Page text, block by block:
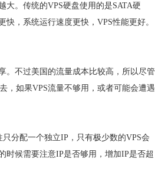
大。传统的VPS硬盘使用的是SATA硬
，系统运行速度更快，VPS性能更好。
。不过美国的流量成本比较高，所以尽管
，如果VPS流量不够用，或者可能会遭遇
分配一个独立IP，只有极少数的VPS会
时候需要注意IP是否够用，增加IP是否超